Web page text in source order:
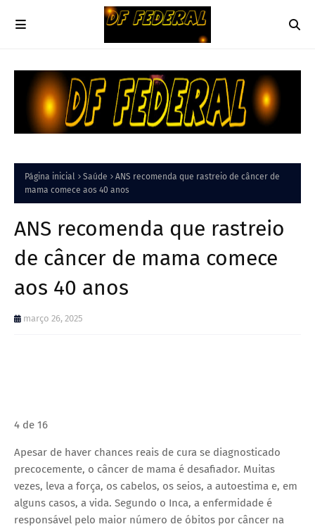
Página inicial Saúde
ANS recomenda que rastreio de câncer de
mama comece aos 40 anos
ANS recomenda que rastreio
de câncer de mama comece
aos 40 anos
março 26, 2025
4 de 16
Apesar de haver chances reais de cura se diagnosticado
precocemente, o câncer de mama é desafiador. Muitas
vezes, leva a força, os cabelos, os seios, a autoestima e, em
alguns casos, a vida. Segundo o Inca, a enfermidade é
responsável pelo maior número de óbitos por câncer na